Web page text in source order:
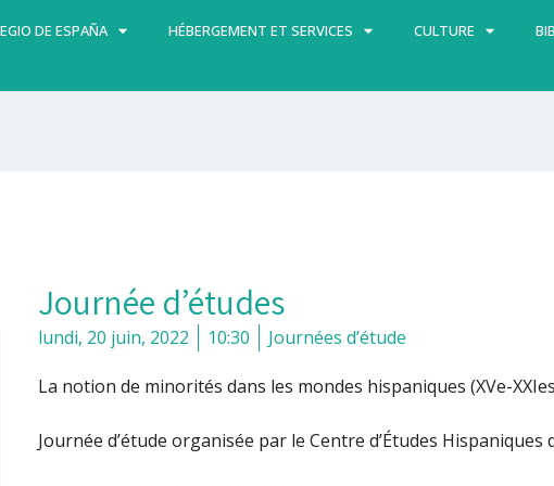
DE ESPAÑA HÉBERGEMENT ET SERVICES CULTURE
Journée d’études
lundi, 20 juin, 2022 10:30 Journées d’étude
La notion de minorités dans les mondes hispaniques (XVe-
Journée d’étude organisée par le Centre d’Études Hispaniques